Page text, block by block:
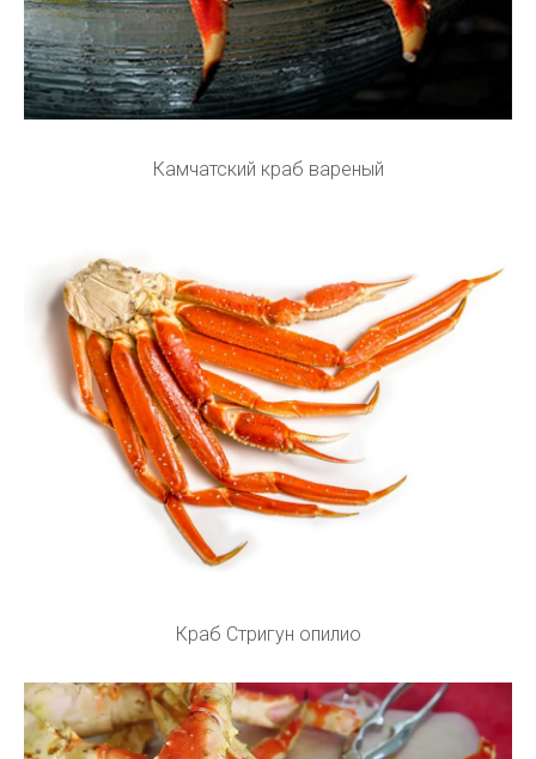
Камчатский краб вареный
Краб Стригун опилио